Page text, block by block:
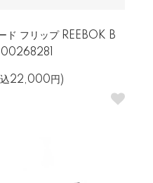
ド フリップ REEBOK B
22,000円)